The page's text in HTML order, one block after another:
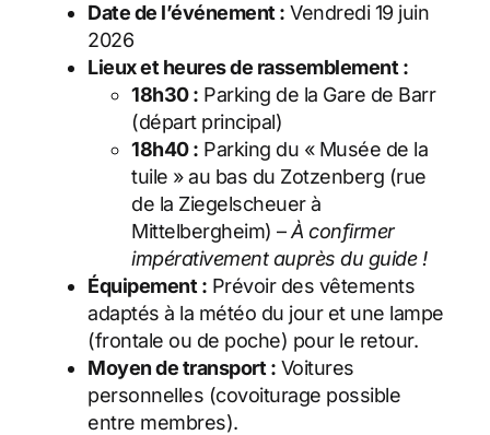
Date de l’événement : Vendredi 19 juin
2026
Lieux et heures de rassemblement :
18h30 : Parking de la Gare de Barr
(départ principal)
18h40 : Parking du « Musée de la
tuile » au bas du Zotzenberg (rue
de la Ziegelscheuer à
Mittelbergheim) –À confirmer
impérativement auprès du guide !
Équipement : Prévoir des vêtements
adaptés à la météo du jour et une lampe
(frontale ou de poche) pour le retour.
Moyen de transport : Voitures
personnelles (covoiturage possible
entre membres).